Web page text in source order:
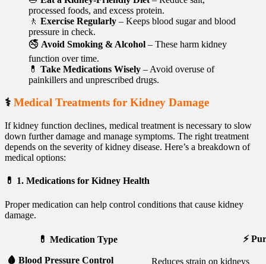
processed foods, and excess protein.
🚶 Exercise Regularly – Keeps blood sugar and blood
pressure in check.
🚭 Avoid Smoking & Alcohol – These harm kidney
function over time.
💊 Take Medications Wisely – Avoid overuse of
painkillers and unprescribed drugs.
⚕️ Medical Treatments for Kidney Damage
If kidney function declines, medical treatment is necessary to slow
down further damage and manage symptoms. The right treatment
depends on the severity of kidney disease. Here’s a breakdown of
medical options:
💊 1. Medications for Kidney Health
Proper medication can help control conditions that cause kidney
damage.
💊 Medication Type ⚡
🩸 Blood Pressure Control Reduces strain on kidneys